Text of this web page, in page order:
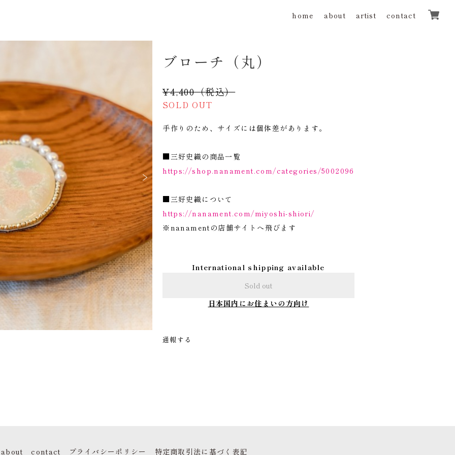
home about artist contact
ブローチ（丸）
¥4,400（税込）
SOLD OUT
手作りのため、サイズには個体差があります。
■三好史織の商品一覧
https://shop.nanament.com/categories/5002096
■三好史織について
https://nanament.com/miyoshi-shiori/
※nanamentの店舗サイトへ飛びます
International shipping available
Sold out
日本国内にお住まいの方向け
通報する
about contact プライバシーポリシー 特定商取引法に基づく表記